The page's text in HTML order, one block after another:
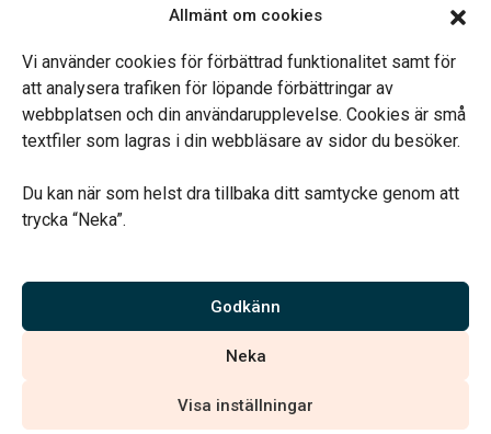
Allmänt om cookies
Vi använder cookies för förbättrad funktionalitet samt för
att analysera trafiken för löpande förbättringar av
webbplatsen och din användarupplevelse. Cookies är små
textfiler som lagras i din webbläsare av sidor du besöker.
Du kan när som helst dra tillbaka ditt samtycke genom att
trycka “Neka”.
Godkänn
Neka
Visa inställningar
Telefonjour dygnet runt.
Vårt systerbolag Verahill hjälper dig med familjejuridiken –
Vi är auktoriserade av Sveriges Begravningsbyråers Förbund och
har högt ställda krav på utbildning, kvalitet, miljö och arbetsmiljö.